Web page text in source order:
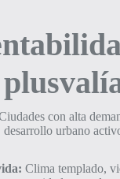
con alta
desarrollo urbano
Clima templado,